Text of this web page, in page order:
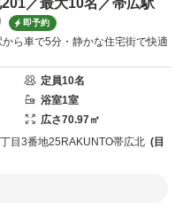
／最大10名／帯広駅
即予約
ら車で5分・静かな住宅街で快適
定員10名
浴室1室
広さ70.97㎡
目3番地25 RAKUNTO帯広北
目